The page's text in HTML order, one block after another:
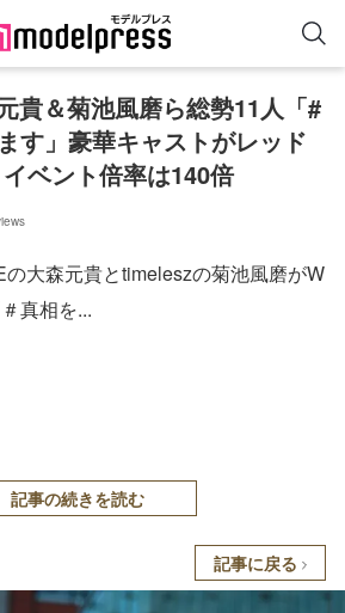
貴＆菊池風磨ら総勢11人「#
す」豪華キャストがレッド
ベント倍率は140倍
大森元貴とtimeleszの菊池風磨がW
真相を...
記事の続きを読む
記事に戻る